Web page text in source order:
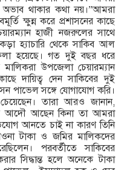
অভাব থাকার কথা নয়।”আমরা
ক্ষুন্ন করে প্রশাসনের কাছে
হাজী নজরুলের সাথে
হ্যাচারি থেকে সাকিব আল
হয়েছে। গত দুই বছর ধরে
উপজেলা চেয়ারম্যান
দায়িত্ব দেন সাকিবের দুই
পাভেল সঙ্গে যোগাযোগ করি।
তারা আরও জানান,
আদৌ আছেন কিনা তা আমরা
আনতে চাই না কারণ তিনি
টাকা ও জমির মালিকদের
পরবর্তীতে সাকিবের
সিদ্ধান্ত হলে অনেকে টাকা